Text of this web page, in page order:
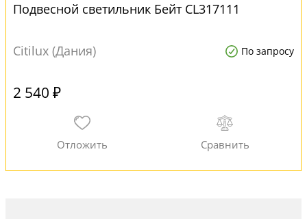
Подвесной светильник Бейт CL317111
Citilux (Дания) По запросу
2 540 ₽